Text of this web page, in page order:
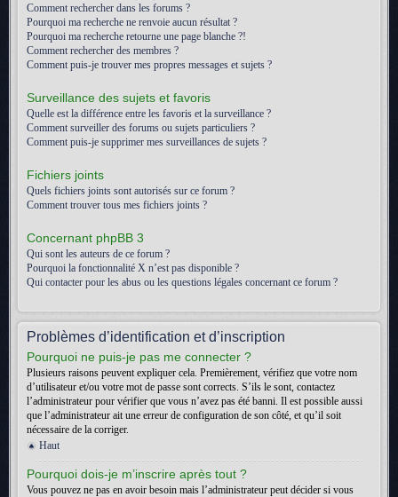
Comment rechercher dans les forums ?
Pourquoi ma recherche ne renvoie aucun résultat ?
Pourquoi ma recherche retourne une page blanche ?!
Comment rechercher des membres ?
Comment puis-je trouver mes propres messages et sujets ?
Surveillance des sujets et favoris
Quelle est la différence entre les favoris et la surveillance ?
Comment surveiller des forums ou sujets particuliers ?
Comment puis-je supprimer mes surveillances de sujets ?
Fichiers joints
Quels fichiers joints sont autorisés sur ce forum ?
Comment trouver tous mes fichiers joints ?
Concernant phpBB 3
Qui sont les auteurs de ce forum ?
Pourquoi la fonctionnalité X n’est pas disponible ?
Qui contacter pour les abus ou les questions légales concernant ce forum ?
Problèmes d’identification et d’inscription
Pourquoi ne puis-je pas me connecter ?
Plusieurs raisons peuvent expliquer cela. Premièrement, vérifiez que votre nom
d’utilisateur et/ou votre mot de passe sont corrects. S’ils le sont, contactez
l’administrateur pour vérifier que vous n’avez pas été banni. Il est possible aussi
que l’administrateur ait une erreur de configuration de son côté, et qu’il soit
nécessaire de la corriger.
Haut
Pourquoi dois-je m’inscrire après tout ?
Vous pouvez ne pas en avoir besoin mais l’administrateur peut décider si vous